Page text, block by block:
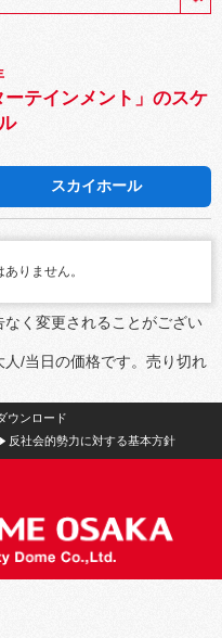
テインメント」のスケ
スカイホール
りません。
なく変更されることがござい
/当日の価格です。売り切れ
ウンロード
反社会的勢力に対する基本方針